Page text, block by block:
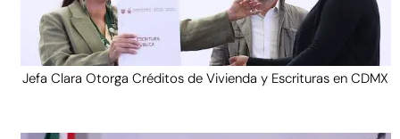
Jefa Clara Otorga Créditos de Vivienda y Escrituras en CDMX